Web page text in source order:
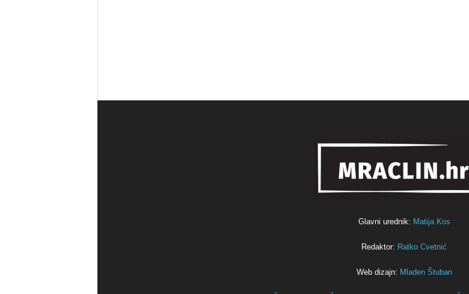
Glavni urednik: Matija Kos
Redaktor: Ratko Cvetnić
Web dizajn: Mladen Štuban